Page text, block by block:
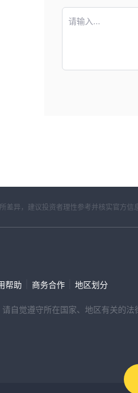
请输入...
异，建议投资者理性参考并核实官方信息
帮助 商务合作 地区划分
自觉遵守所在国家、地区有关的法